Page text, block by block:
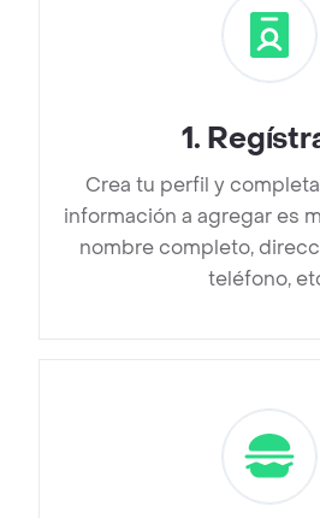
1.
Crea tu perfil y
información a agregar es
nombre completo,
teléfono,